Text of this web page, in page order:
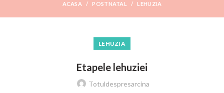
ACASA POSTNATAL LEHUZIA
LEHUZIA
Etapele lehuziei
Totuldespresarcina